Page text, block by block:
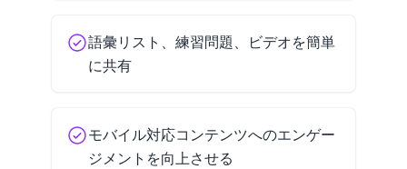
語彙リスト、練習問題、ビデオを簡単
に共有
モバイル対応コンテンツへのエンゲー
ジメントを向上させる